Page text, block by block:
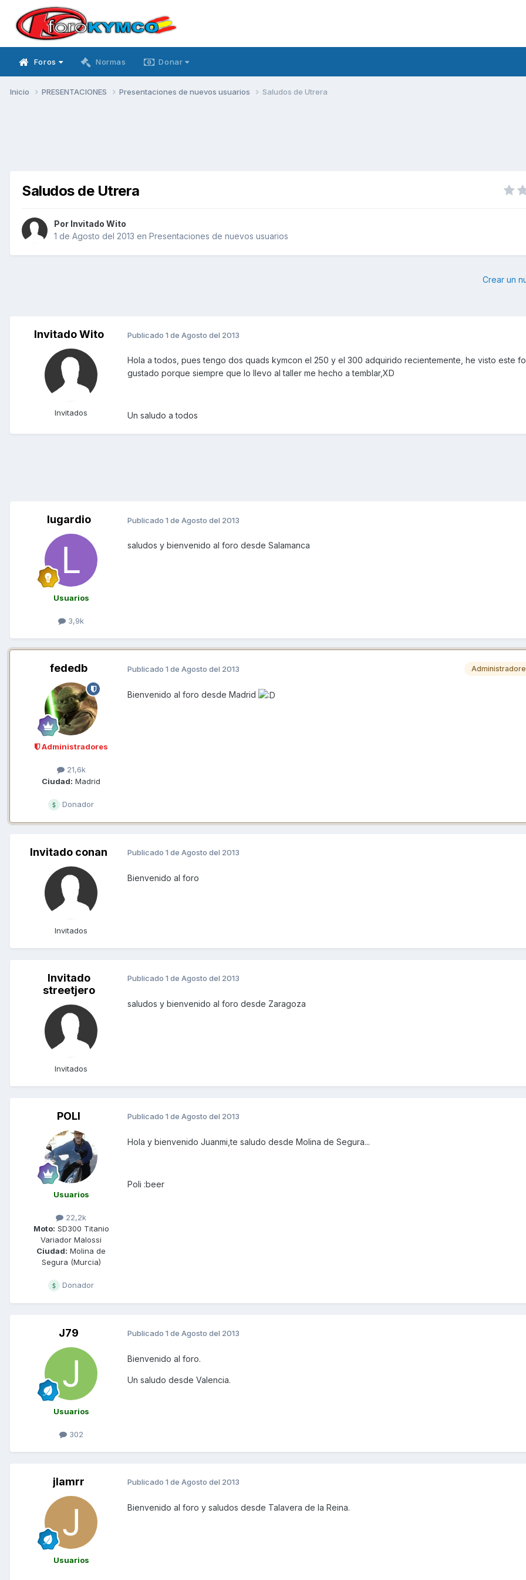
Foros Normas Donar
Inicio PRESENTACIONES Presentaciones de nuevos usuarios Saludos de Utrera
Saludos de Utrera
Por Invitado Wito
1 de Agosto del 2013 en Presentaciones de nuevos usuarios
Crear un
Invitado Wito
Invitados
Publicado 1 de Agosto del 2013
Hola a todos, pues tengo dos quads kymcon el 250 y el 300 adquirido recientemente, he visto este
gustado porque siempre que lo llevo al taller me hecho a temblar,XD
Un saludo a todos
lugardio
Usuarios
3,9k
Publicado 1 de Agosto del 2013
saludos y bienvenido al foro desde Salamanca
fededb
Administradores
21,6k
Ciudad: Madrid
Donador
Publicado 1 de Agosto del 2013
Bienvenido al foro desde Madrid
Invitado conan
Invitados
Publicado 1 de Agosto del 2013
Bienvenido al foro
Invitado
streetjero
Invitados
Publicado 1 de Agosto del 2013
saludos y bienvenido al foro desde Zaragoza
POLI
Usuarios
22,2k
Moto: SD300 Titanio
Variador Malossi
Ciudad: Molina de
Segura (Murcia)
Donador
Publicado 1 de Agosto del 2013
Hola y bienvenido Juanmi,te saludo desde Molina de Segura...
Poli :beer
J79
Usuarios
302
Publicado 1 de Agosto del 2013
Bienvenido al foro.
Un saludo desde Valencia.
jlamrr
Usuarios
Publicado 1 de Agosto del 2013
Bienvenido al foro y saludos desde Talavera de la Reina.